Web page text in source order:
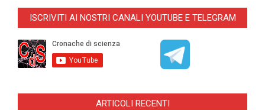
06-
ISCRIVITI AI NOSTRI CANALI YOUTUBE E TELEGRAM
ARTICOLI RECENTI